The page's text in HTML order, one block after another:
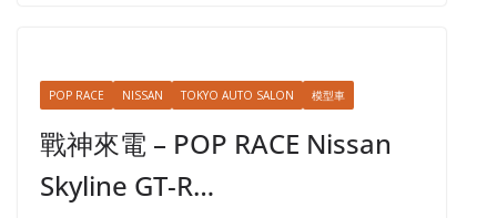
POP RACE NISSAN TOKYO AUTO SALON 模型車
戰神來電 – POP RACE Nissan
Skyline GT-R…